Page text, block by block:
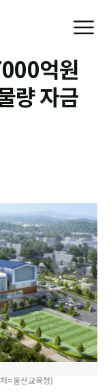
억원
량 자금
=울산교육청)